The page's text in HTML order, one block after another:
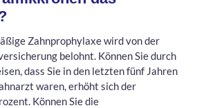
Zahnprophylaxe wird von der
belohnt. Können Sie durch
dass Sie in den letzten fünf Jahren
waren, erhöht sich der
Können Sie die